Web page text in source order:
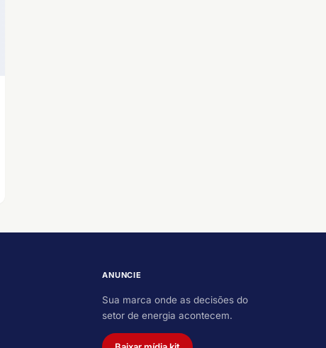
ANUNCIE
Sua marca onde as decisões do
setor de energia acontecem.